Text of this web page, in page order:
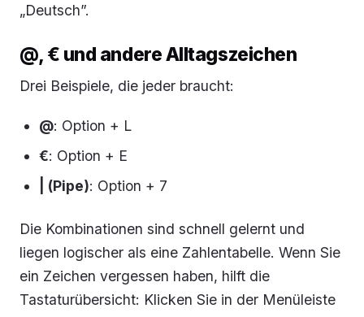
„Deutsch”.
@, € und andere Alltagszeichen
Drei Beispiele, die jeder braucht:
@: Option + L
€: Option + E
| (Pipe): Option + 7
Die Kombinationen sind schnell gelernt und
liegen logischer als eine Zahlentabelle. Wenn Sie
ein Zeichen vergessen haben, hilft die
Tastaturübersicht: Klicken Sie in der Menüleiste